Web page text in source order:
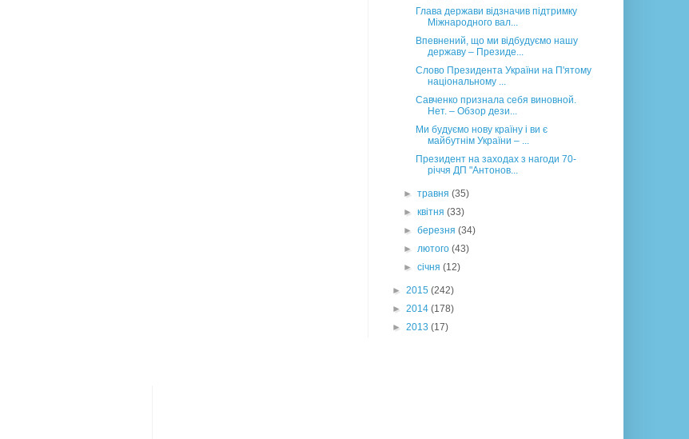
Глава держави відзначив підтримку
Міжнародного вал...
Впевнений, що ми відбудуємо нашу
державу – Президе...
Слово Президента України на П'ятому
національному ...
Савченко признала себя виновной.
Нет. – Обзор дези...
Ми будуємо нову країну і ви є
майбутнім України – ...
Президент на заходах з нагоди 70-
річчя ДП "Антонов...
►травня(35)
►квітня(33)
►березня(34)
►лютого(43)
►січня(12)
► 2015 (242)
► 2014 (178)
► 2013 (17)